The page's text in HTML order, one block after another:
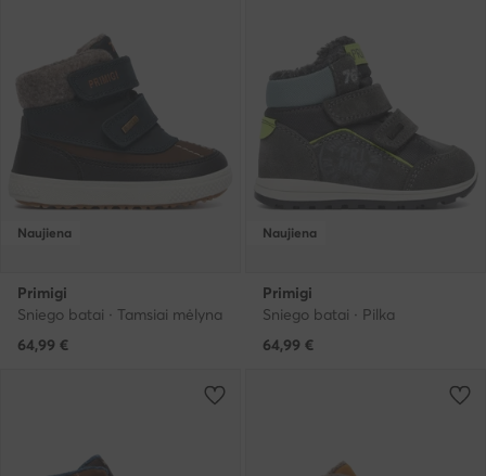
Naujiena
Primigi
Sniego batai · Tamsiai mėlyna
64,99 €
Naujiena
Primigi
Sniego batai · Pilka
64,99 €